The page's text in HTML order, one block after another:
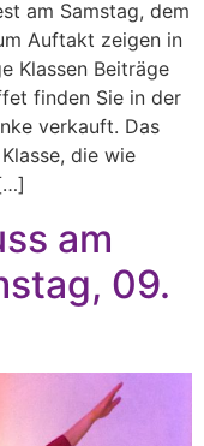
am Samstag, dem
Auftakt zeigen in
Klassen Beiträge
finden Sie in der
verkauft. Das
die wie
am
09.